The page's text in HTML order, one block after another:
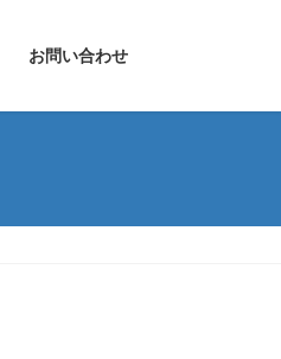
お問い合わせ